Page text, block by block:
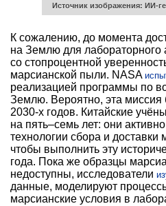
Источник изображения: ИИ-
К сожалению, до момента
на Землю для лабораторного
со стопроцентной
марсианской пыли. NASA
реализацией программы по
Землю. Вероятно, эта миссия
2030-х годов. Китайские
на пять–семь лет: они
технологии сбора и доставки
чтобы выполнить эту
года. Пока же образцы
недоступны, исследователи
данные, моделируют
марсианские условия в